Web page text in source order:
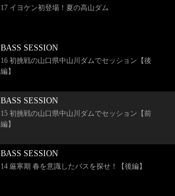
17 イヨケン初登場！夏の高山ダム
BASS SESSION
16 初挑戦の山口県中山川ダムでセッション【後
編】
BASS SESSION
15 初挑戦の山口県中山川ダムでセッション【前
編】
BASS SESSION
14 厳寒期 春を意識したバスを探せ！【後編】